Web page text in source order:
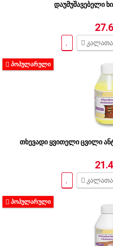
დაუმუშავებელი
ᲞᲝᲞᲣᲚᲐᲠᲣᲚᲘ
თხევადი ყვითელი ცვილი
ᲞᲝᲞᲣᲚᲐᲠᲣᲚᲘ